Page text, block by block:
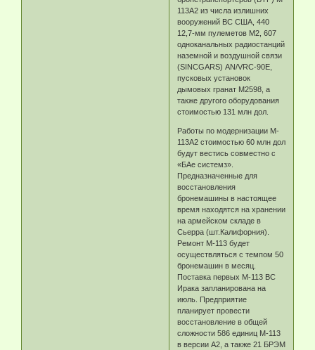
113A2 из числа излишних
вооружений ВС США, 440
12,7-мм пулеметов M2, 607
одноканальных радиостанций
наземной и воздушной связи
(SINCGARS) AN/VRC-90E,
пусковых установок
дымовых гранат M2598, а
также другого оборудования
стоимостью 131 млн дол.
Работы по модернизации M-
113A2 стоимостью 60 млн дол
будут вестись совместно с
«БАе системз».
Предназначенные для
восстановления
бронемашины в настоящее
время находятся на хранении
на армейском складе в
Сьерра (шт.Калифорния).
Ремонт M-113 будет
осуществляться с темпом 50
бронемашин в месяц.
Поставка первых M-113 ВС
Ирака запланирована на
июль. Предприятие
планирует провести
восстановление в общей
сложности 586 единиц M-113
в версии A2, а также 21 БРЭМ